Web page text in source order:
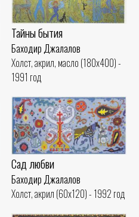
Тайны бытия
Баходир Джалалов
Холст, акрил, масло (180x400) -
1991 год
Сад любви
Баходир Джалалов
Холст, акрил (60x120) - 1992 год